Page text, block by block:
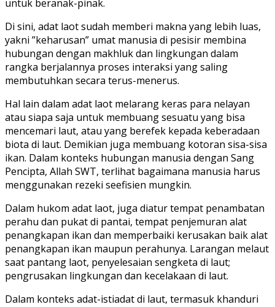
untuk beranak-pinak.
Di sini, adat laot sudah memberi makna yang lebih luas,
yakni ”keharusan” umat manusia di pesisir membina
hubungan dengan makhluk dan lingkungan dalam
rangka berjalannya proses interaksi yang saling
membutuhkan secara terus-menerus.
Hal lain dalam adat laot melarang keras para nelayan
atau siapa saja untuk membuang sesuatu yang bisa
mencemari laut, atau yang berefek kepada keberadaan
biota di laut. Demikian juga membuang kotoran sisa-sisa
ikan. Dalam konteks hubungan manusia dengan Sang
Pencipta, Allah SWT, terlihat bagaimana manusia harus
menggunakan rezeki seefisien mungkin.
Dalam hukom adat laot, juga diatur tempat penambatan
perahu dan pukat di pantai, tempat penjemuran alat
penangkapan ikan dan memperbaiki kerusakan baik alat
penangkapan ikan maupun perahunya. Larangan melaut
saat pantang laot, penyelesaian sengketa di laut;
pengrusakan lingkungan dan kecelakaan di laut.
Dalam konteks adat-istiadat di laut, termasuk khanduri